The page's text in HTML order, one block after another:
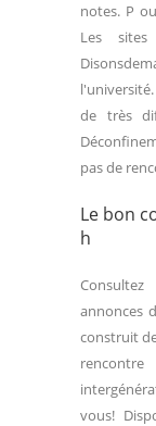
notes. P
Les
de très
pas de
Le bon
h
annonces
construit
vous!